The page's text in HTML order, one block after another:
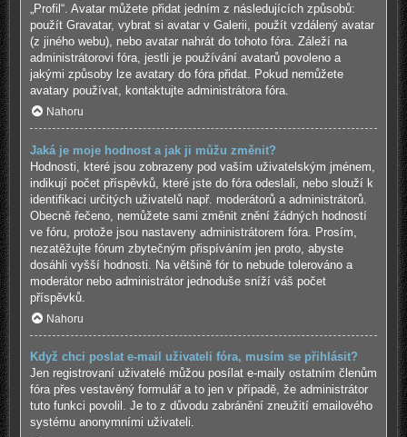
„Profil“. Avatar můžete přidat jedním z následujících způsobů:
použít Gravatar, vybrat si avatar v Galerii, použít vzdálený avatar
(z jiného webu), nebo avatar nahrát do tohoto fóra. Záleží na
administrátorovi fóra, jestli je používání avatarů povoleno a
jakými způsoby lze avatary do fóra přidat. Pokud nemůžete
avatary používat, kontaktujte administrátora fóra.
Nahoru
Jaká je moje hodnost a jak ji můžu změnit?
Hodnosti, které jsou zobrazeny pod vaším uživatelským jménem,
indikují počet příspěvků, které jste do fóra odeslali, nebo slouží k
identifikaci určitých uživatelů např. moderátorů a administrátorů.
Obecně řečeno, nemůžete sami změnit znění žádných hodností
ve fóru, protože jsou nastaveny administrátorem fóra. Prosím,
nezatěžujte fórum zbytečným přispíváním jen proto, abyste
dosáhli vyšší hodnosti. Na většině fór to nebude tolerováno a
moderátor nebo administrátor jednoduše sníží váš počet
příspěvků.
Nahoru
Když chci poslat e-mail uživateli fóra, musím se přihlásit?
Jen registrovaní uživatelé můžou posílat e-maily ostatním členům
fóra přes vestavěný formulář a to jen v případě, že administrátor
tuto funkci povolil. Je to z důvodu zabránění zneužití emailového
systému anonymními uživateli.